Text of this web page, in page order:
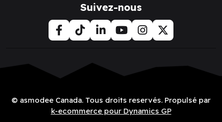
Suivez-nous
© asmodee Canada. Tous droits reservés. Propulsé par
k-ecommerce pour Dynamics GP